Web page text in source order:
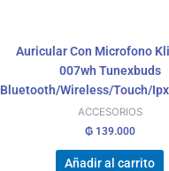
Auricular Con Microfono
007wh Tunexbuds
Bluetooth/Wireless/Touch/
ACCESORIOS
₲139.000
Añadir al carrito